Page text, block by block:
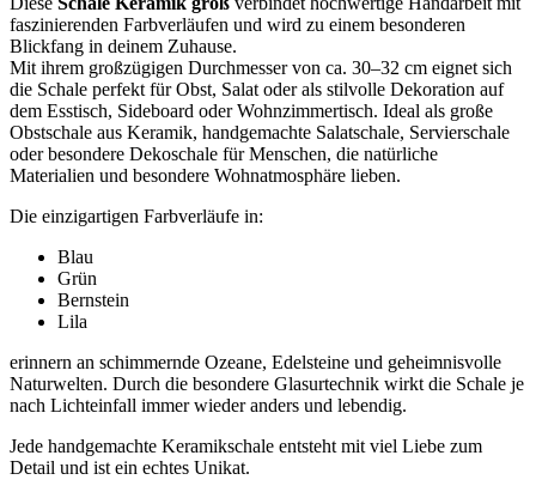
faszinierenden Farbverläufen und wird zu einem besonderen
Blickfang in deinem Zuhause.
Mit ihrem großzügigen Durchmesser von ca. 30–32 cm eignet sich
die Schale perfekt für Obst, Salat oder als stilvolle Dekoration auf
dem Esstisch, Sideboard oder Wohnzimmertisch. Ideal als große
Obstschale aus Keramik, handgemachte Salatschale, Servierschale
oder besondere Dekoschale für Menschen, die natürliche
Materialien und besondere Wohnatmosphäre lieben.
Die einzigartigen Farbverläufe in:
Blau
Grün
Bernstein
Lila
erinnern an schimmernde Ozeane, Edelsteine und geheimnisvolle
Naturwelten. Durch die besondere Glasurtechnik wirkt die Schale je
nach Lichteinfall immer wieder anders und lebendig.
Jede handgemachte Keramikschale entsteht mit viel Liebe zum
Detail und ist ein echtes Unikat.